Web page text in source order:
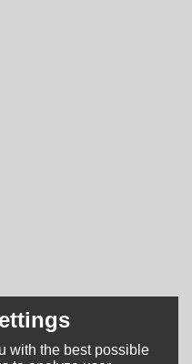
with the best possible